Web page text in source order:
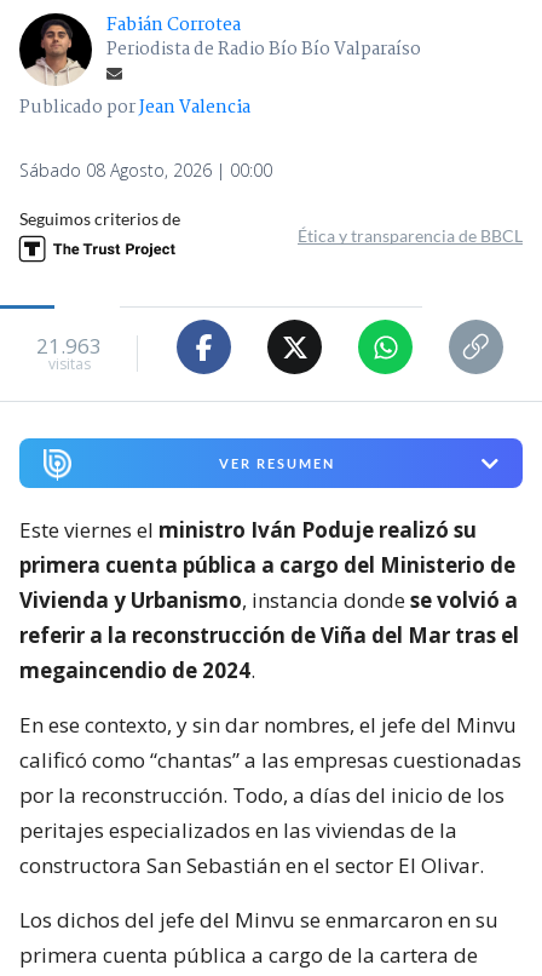
Fabián Corrotea
Periodista de Radio Bío Bío Valparaíso
Publicado porJean Valencia
Sábado 08 Agosto, 2026 | 00:00
Seguimos criterios de
Ética y transparencia de BBCL
21.963
visitas
VER RESUMEN
Este viernes el ministro Iván Poduje realizó su
primera cuenta pública a cargo del Ministerio de
Vivienda y Urbanismo, instancia dondese volvió a
referir a la reconstrucción de Viña del Mar tras el
megaincendio de 2024.
En ese contexto, y sin dar nombres, el jefe del Minvu
calificó como “chantas” a las empresas cuestionadas
por la reconstrucción. Todo, a días del inicio de los
peritajes especializados en las viviendas de la
constructora San Sebastián en el sector El Olivar.
Los dichos del jefe del Minvu se enmarcaron en su
primera cuenta pública a cargo de la cartera de